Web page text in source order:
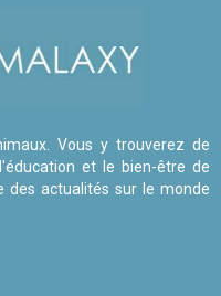
Vous y trouverez de
et le bien-être de
des actualités sur le monde